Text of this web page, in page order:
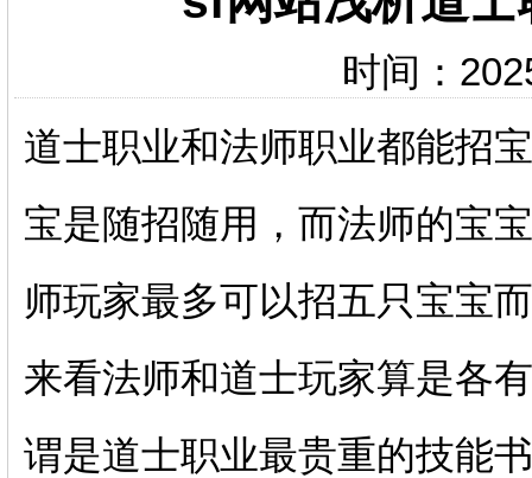
时间：
道士职业和法师职业都能招
宝是随招随用，而法师的宝
师玩家最多可以招五只宝宝
来看法师和道士玩家算是各
谓是道士职业最贵重的技能